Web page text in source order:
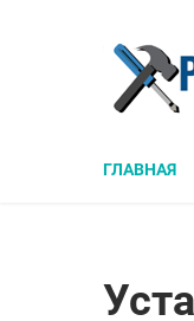
ГЛАВНАЯ